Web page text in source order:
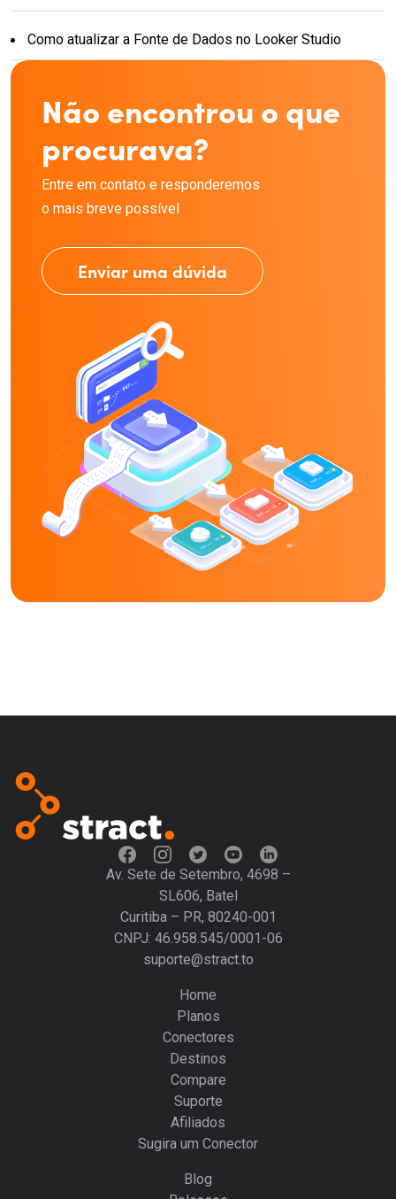
Como atualizar a Fonte de Dados no Looker Studio
Não encontrou o que
procurava?
Entre em contato e responderemos
o mais breve possível
Enviar uma dúvida
Av. Sete de Setembro, 4698 –
SL606, Batel
Curitiba – PR, 80240-001
CNPJ: 46.958.545/0001-06
suporte@stract.to
Home
Planos
Conectores
Destinos
Compare
Suporte
Afiliados
Sugira um Conector
Blog